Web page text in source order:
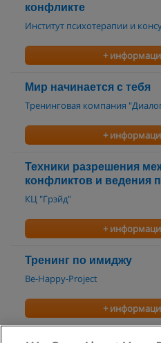
конфликте
Институт психотерапии и
+
Мир начинается с тебя
Тренинговая компания
+
Техники разрешения
конфликтов и ведения
КЦ "Грэйд"
+
Тренинг по имиджу
Be-Happy-Project
+
Тренинг ПАНТОМИМА